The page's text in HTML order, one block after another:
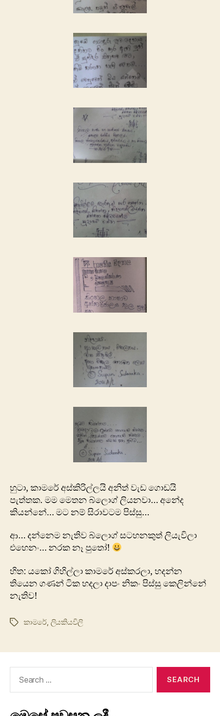
හුටා, කාමරේ අස්කිරිල්ලයි අනිත් වැඩ ගොඩයි
පැත්තක. මම මෙතන බ්ලොග් ලියනවා… අනේද
කියන්නේ… මට නම් සිරාවටම පිස්සු…
ආ… දන්නෙම නැතිව බ්ලොග් සටහනකුත් ලියැවිලා
එහෙනං… නරක නෑ පුතෝ!
හිත: යකෝ ගිහිල්ලා කාමරේ අස්කරලා, හදන්න
තියෙන ගණන් ටික හදලා දාපං නිකං පිස්සු කෙලින්නේ
නැතිව!
Tagsකාමරේ ලියකියවිලි